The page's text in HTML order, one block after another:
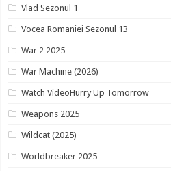
Vlad Sezonul 1
Vocea Romaniei Sezonul 13
War 2 2025
War Machine (2026)
Watch VideoHurry Up Tomorrow
Weapons 2025
Wildcat (2025)
Worldbreaker 2025